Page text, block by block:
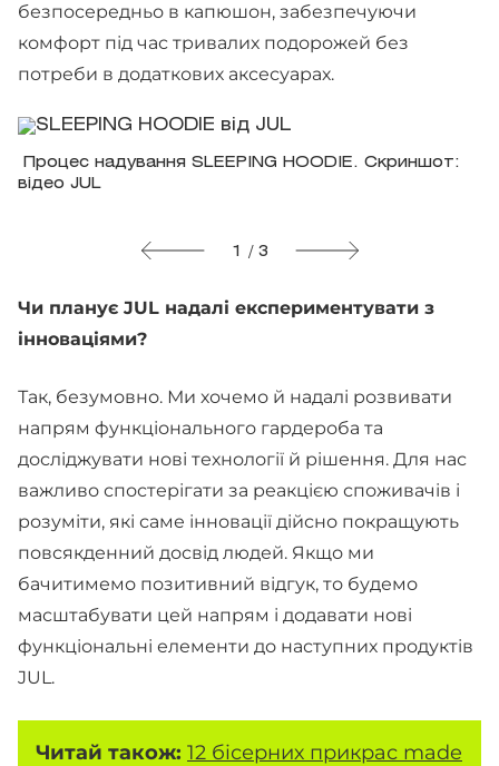
безпосередньо в капюшон, забезпечуючи
комфорт під час тривалих подорожей без
потреби в додаткових аксесуарах.
​ Процес надування SLEEPING HOODIE. Скриншот:
відео JUL
1 / 3
Чи планує JUL надалі експериментувати з
інноваціями?
Так, безумовно. Ми хочемо й надалі розвивати
напрям функціонального гардероба та
досліджувати нові технології й рішення. Для нас
важливо спостерігати за реакцією споживачів і
розуміти, які саме інновації дійсно покращують
повсякденний досвід людей. Якщо ми
бачитимемо позитивний відгук, то будемо
масштабувати цей напрям і додавати нові
функціональні елементи до наступних продуктів
JUL.
Читай також: 12 бісерних прикрас made